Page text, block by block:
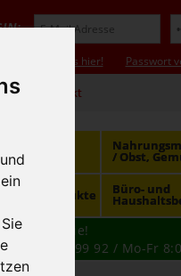
Neukunde? Infos hier! Passwort
Kontakt
Kaffee / Tee / Obst,
Hygieneprodukte Büro- und
für Sie!
auf: 01 599 92 / Mo-Fr